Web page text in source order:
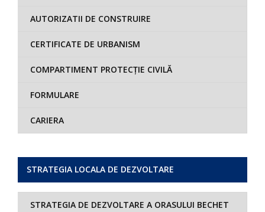
AUTORIZATII DE CONSTRUIRE
CERTIFICATE DE URBANISM
COMPARTIMENT PROTECȚIE CIVILĂ
FORMULARE
CARIERA
STRATEGIA LOCALA DE DEZVOLTARE
STRATEGIA DE DEZVOLTARE A ORASULUI BECHET